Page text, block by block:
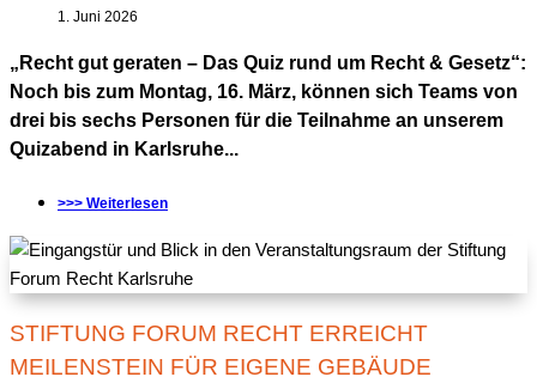
1. Juni 2026
„Recht gut geraten – Das Quiz rund um Recht & Gesetz“:
Noch bis zum Montag, 16. März, können sich Teams von
drei bis sechs Personen für die Teilnahme an unserem
Quizabend in Karlsruhe...
>>> Weiterlesen
STIFTUNG FORUM RECHT ERREICHT
MEILENSTEIN FÜR EIGENE GEBÄUDE